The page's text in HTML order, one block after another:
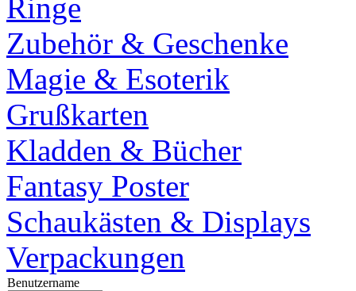
Ringe
Zubehör & Geschenke
Magie & Esoterik
Grußkarten
Kladden & Bücher
Fantasy Poster
Schaukästen & Displays
Verpackungen
Benutzername